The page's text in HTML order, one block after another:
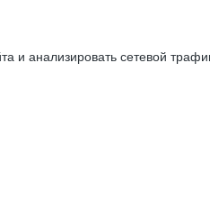
и анализировать сетевой